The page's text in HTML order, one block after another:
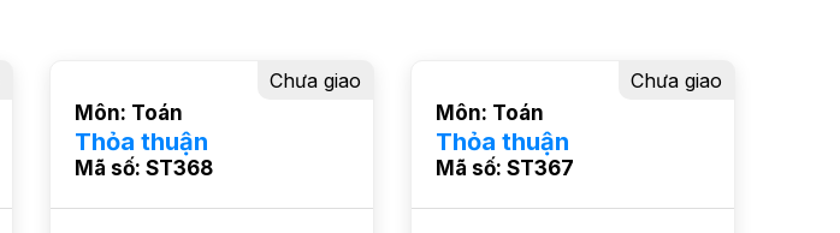
Môn: Toán
Thỏa thuận
Mã số: ST368
Chưa giao
Môn: Toán
Thỏa thuận
Mã số: ST367
Chưa giao